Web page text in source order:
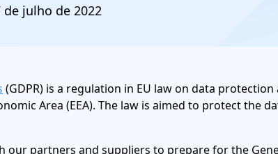
julho de 2022
(GDPR) is a regulation in EU law on data
Area (EEA). The law is aimed to protect the
partners and suppliers to prepare for the